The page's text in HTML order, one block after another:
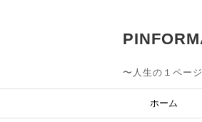
〜人生の１ペー
ホーム